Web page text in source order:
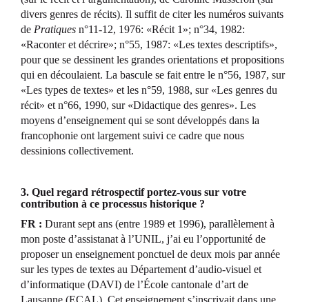
divers genres de récits). Il suffit de citer les numéros suivants
de Pratiques n°11-12, 1976: «Récit 1»; n°34, 1982:
«Raconter et décrire»; n°55, 1987: «Les textes descriptifs»,
pour que se dessinent les grandes orientations et propositions
qui en découlaient. La bascule se fait entre le n°56, 1987, sur
«Les types de textes» et les n°59, 1988, sur «Les genres du
récit» et n°66, 1990, sur «Didactique des genres». Les
moyens d’enseignement qui se sont développés dans la
francophonie ont largement suivi ce cadre que nous
dessinions collectivement.
3. Quel regard rétrospectif portez-vous sur votre
contribution à ce processus historique ?
FR : Durant sept ans (entre 1989 et 1996), parallèlement à
mon poste d’assistanat à l’UNIL, j’ai eu l’opportunité de
proposer un enseignement ponctuel de deux mois par année
sur les types de textes au Département d’audio-visuel et
d’informatique (DAVI) de l’École cantonale d’art de
Lausanne (ECAL). Cet enseignement s’inscrivait dans une